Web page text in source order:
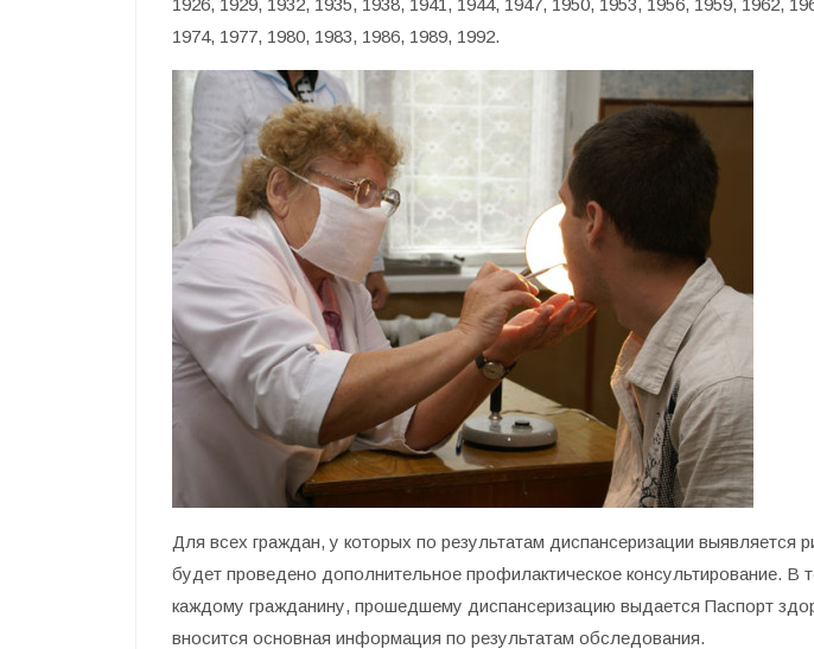
1974, 1977, 1980, 1983, 1986, 1989, 1992.
Для всех граждан, у которых по результатам диспансеризации выявляется
будет проведено дополнительное профилактическое консультирование. В
каждому гражданину, прошедшему диспансеризацию выдается Паспорт
вносится основная информация по результатам обследования.